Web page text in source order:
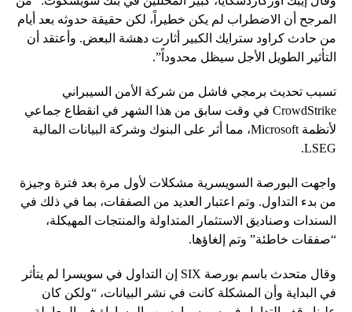
المرجح أن الاضطراب لم يكن خطيراً، لكن حقيقة حدوثه بعد أيام
من حادث كراود سترايك الكبير أثارت دهشة البعض. وأعتقد أن
التأثير الطويل الأجل سيظل محدوداً”.
تسبب تحديث برمجي فاشل من شركة الأمن السيبراني
CrowdStrike في وقت سابق من هذا الشهر في انقطاع جماعي
لأنظمة Microsoft، مما أثر على البنوك وشركة البيانات المالية
LSEG.
واجهت البورصة السويسرية مشكلات لأول مرة بعد فترة وجيزة
من بدء التداول. وتم اعتبار العديد من الصفقات، بما في ذلك في
السندات وصناديق الاستثمار المتداولة والمنتجات المهيكلة،
“صفقات خاطئة” وتم إلغاؤها.
وقال متحدث باسم بورصة SIX إن التداول في سويسرا لم يتأثر
في البداية وأن المشكلة كانت في نشر البيانات، “ولكن كان